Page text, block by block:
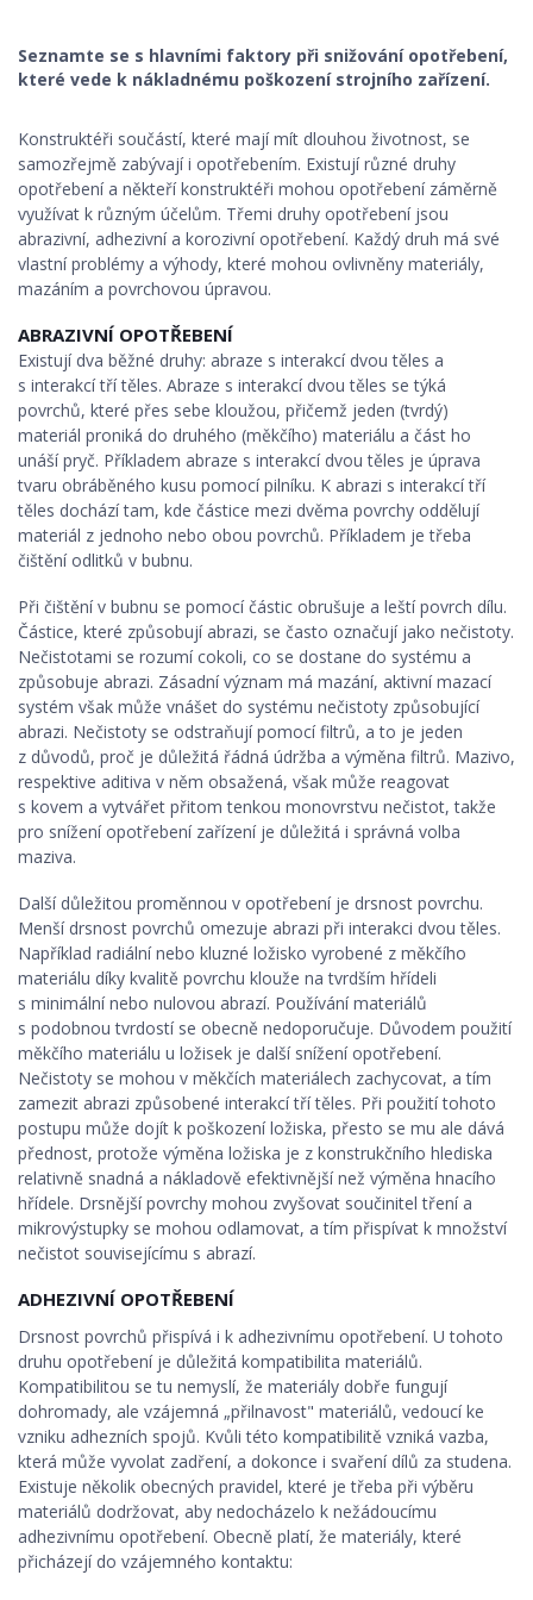
Seznamte se s hlavními faktory při snižování opotřebení,
které vede k nákladnému poškození strojního zařízení.
Konstruktéři součástí, které mají mít dlouhou životnost, se
samozřejmě zabývají i opotřebením. Existují různé druhy
opotřebení a někteří konstruktéři mohou opotřebení záměrně
využívat k různým účelům. Třemi druhy opotřebení jsou
abrazivní, adhezivní a korozivní opotřebení. Každý druh má své
vlastní problémy a výhody, které mohou ovlivněny materiály,
mazáním a povrchovou úpravou.
ABRAZIVNÍ OPOTŘEBENÍ
Existují dva běžné druhy: abraze s interakcí dvou těles a
s interakcí tří těles. Abraze s interakcí dvou těles se týká
povrchů, které přes sebe kloužou, přičemž jeden (tvrdý)
materiál proniká do druhého (měkčího) materiálu a část ho
unáší pryč. Příkladem abraze s interakcí dvou těles je úprava
tvaru obráběného kusu pomocí pilníku. K abrazi s interakcí tří
těles dochází tam, kde částice mezi dvěma povrchy oddělují
materiál z jednoho nebo obou povrchů. Příkladem je třeba
čištění odlitků v bubnu.
Při čištění v bubnu se pomocí částic obrušuje a leští povrch dílu.
Částice, které způsobují abrazi, se často označují jako nečistoty.
Nečistotami se rozumí cokoli, co se dostane do systému a
způsobuje abrazi. Zásadní význam má mazání, aktivní mazací
systém však může vnášet do systému nečistoty způsobující
abrazi. Nečistoty se odstraňují pomocí filtrů, a to je jeden
z důvodů, proč je důležitá řádná údržba a výměna filtrů. Mazivo,
respektive aditiva v něm obsažená, však může reagovat
s kovem a vytvářet přitom tenkou monovrstvu nečistot, takže
pro snížení opotřebení zařízení je důležitá i správná volba
maziva.
Další důležitou proměnnou v opotřebení je drsnost povrchu.
Menší drsnost povrchů omezuje abrazi při interakci dvou těles.
Například radiální nebo kluzné ložisko vyrobené z měkčího
materiálu díky kvalitě povrchu klouže na tvrdším hřídeli
s minimální nebo nulovou abrazí. Používání materiálů
s podobnou tvrdostí se obecně nedoporučuje. Důvodem použití
měkčího materiálu u ložisek je další snížení opotřebení.
Nečistoty se mohou v měkčích materiálech zachycovat, a tím
zamezit abrazi způsobené interakcí tří těles. Při použití tohoto
postupu může dojít k poškození ložiska, přesto se mu ale dává
přednost, protože výměna ložiska je z konstrukčního hlediska
relativně snadná a nákladově efektivnější než výměna hnacího
hřídele. Drsnější povrchy mohou zvyšovat součinitel tření a
mikrovýstupky se mohou odlamovat, a tím přispívat k množství
nečistot souvisejícímu s abrazí.
ADHEZIVNÍ OPOTŘEBENÍ
Drsnost povrchů přispívá i k adhezivnímu opotřebení. U tohoto
druhu opotřebení je důležitá kompatibilita materiálů.
Kompatibilitou se tu nemyslí, že materiály dobře fungují
dohromady, ale vzájemná „přilnavost" materiálů, vedoucí ke
vzniku adhezních spojů. Kvůli této kompatibilitě vzniká vazba,
která může vyvolat zadření, a dokonce i svaření dílů za studena.
Existuje několik obecných pravidel, které je třeba při výběru
materiálů dodržovat, aby nedocházelo k nežádoucímu
adhezivnímu opotřebení. Obecně platí, že materiály, které
přicházejí do vzájemného kontaktu: